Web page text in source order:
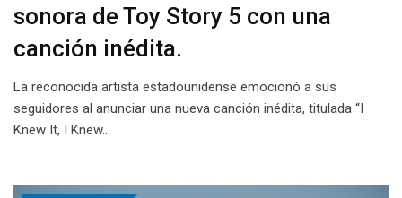
sonora de Toy Story 5 con una
canción inédita.
La reconocida artista estadounidense emocionó a sus
seguidores al anunciar una nueva canción inédita, titulada “I
Knew It, I Knew…